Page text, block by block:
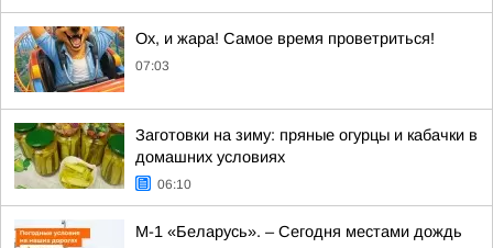
Ох, и жара! Самое время проветриться!
07:03
Заготовки на зиму: пряные огурцы и кабачки в
домашних условиях
06:10
М-1 «Беларусь». – Сегодня местами дождь